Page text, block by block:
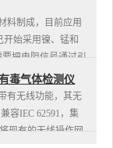
料制成，目前应用
始采用镍、锰和
把电阻信号通过引
仪表上。工业用热
毒气体检测仪
有无线功能，其无
容IEC 62591，集
现有的无线操作网